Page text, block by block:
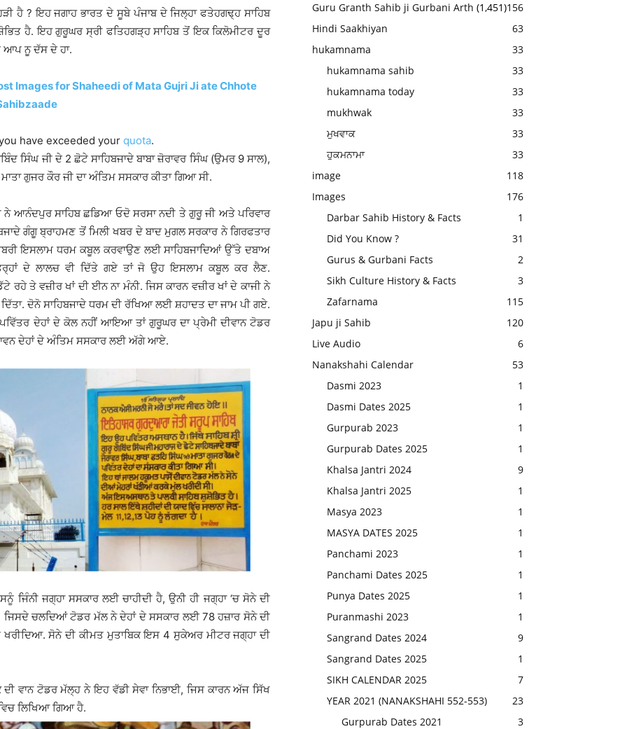
ਹੈ ? ਇਹ ਜਗਾਹ ਭਾਰਤ ਦੇ ਸੂਬੇ ਪੰਜਾਬ ਦੇ ਜਿਲ੍ਹਾ ਫਤੇਹਗਢ੍ਹ ਸਾਹਿਬ
ਹੈ. ਇਹ ਗੁਰੂਘਰ ਸ੍ਰੀ ਫਤਿਹਗੜ੍ਹ ਸਾਹਿਬ ਤੋਂ ਇਕ ਕਿਲੋਮੀਟਰ ਦੂਰ
ਨੂ ਦੱਸ ਦੇ ਹਾ.
Images for Shaheedi of Mata Gujri Ji ate Chhote
have exceeded your quota.
ਸਿੰਘ ਜੀ ਦੇ 2 ਛੋਟੇ ਸਾਹਿਬਜਾਦੇ ਬਾਬਾ ਜ਼ੋਰਾਵਰ ਸਿੰਘ (ਉਮਰ 9 ਸਾਲ),
ਗੁਜਰ ਕੌਰ ਜੀ ਦਾ ਅੰਤਿਮ ਸਸਕਾਰ ਕੀਤਾ ਗਿਆ ਸੀ.
ਆਨੰਦਪੁਰ ਸਾਹਿਬ ਛਡਿਆ ਓਦੋ ਸਰਸਾ ਨਦੀ ਤੇ ਗੁਰੂ ਜੀ ਅਤੇ ਪਰਿਵਾਰ
ਗੰਗੂ ਬ੍ਰਾਹਮਣ ਤੋਂ ਮਿਲੀ ਖਬਰ ਦੇ ਬਾਦ ਮੁਗਲ ਸਰਕਾਰ ਨੇ ਗਿਰਫਤਾਰ
ਇਸਲਾਮ ਧਰਮ ਕਬੂਲ ਕਰਵਾਉਣ ਲਈ ਸਾਹਿਬਜਾਦਿਆਂ ਉੱਤੇ ਦਬਾਅ
ਦੇ ਲਾਲਚ ਵੀ ਦਿੱਤੇ ਗਏ ਤਾਂ ਜੋ ਉਹ ਇਸਲਾਮ ਕਬੂਲ ਕਰ ਲੈਣ.
ਤੇ ਵਜ਼ੀਰ ਖਾਂ ਦੀ ਈਨ ਨਾ ਮੰਨੀ. ਜਿਸ ਕਾਰਨ ਵਜ਼ੀਰ ਖਾਂ ਦੇ ਕਾਜੀ ਨੇ
ਦੋਨੋ ਸਾਹਿਬਜਾਦੇ ਧਰਮ ਦੀ ਰੱਖਿਆ ਲਈ ਸ਼ਹਾਦਤ ਦਾ ਜਾਮ ਪੀ ਗਏ.
ਦੇਹਾਂ ਦੇ ਕੋਲ ਨਹੀਂ ਆਇਆ ਤਾਂ ਗੁਰੂਘਰ ਦਾ ਪ੍ਰੇਮੀ ਦੀਵਾਨ ਟੋਡਰ
ਦੇਹਾਂ ਦੇ ਅੰਤਿਮ ਸਸਕਾਰ ਲਈ ਅੱਗੇ ਆਏ.
ਜਗ੍ਹਾ ਸਸਕਾਰ ਲਈ ਚਾਹੀਦੀ ਹੈ, ਉਨੀ ਹੀ ਜਗ੍ਹਾ ‘ਚ ਸੋਨੇ ਦੀ
ਚਲਦਿਆਂ ਟੋਡਰ ਮੱਲ ਨੇ ਦੇਹਾਂ ਦੇ ਸਸਕਾਰ ਲਈ 78 ਹਜ਼ਾਰ ਸੋਨੇ ਦੀ
ਸੋਨੇ ਦੀ ਕੀਮਤ ਮੁਤਾਬਿਕ ਇਸ 4 ਸੁਕੇਅਰ ਮੀਟਰ ਜਗ੍ਹਾ ਦੀ
ਵਾਨ ਟੋਡਰ ਮੱਲ੍ਹ ਨੇ ਇਹ ਵੱਡੀ ਸੇਵਾ ਨਿਭਾਈ, ਜਿਸ ਕਾਰਨ ਅੱਜ ਸਿੱਖ
ਲਿਖਿਆ ਗਿਆ ਹੈ.
156
Guru Granth Sahib ji Gurbani Arth (1,451)
Hindi Saakhiyan
63
hukamnama
33
hukamnama sahib
33
hukamnama today
33
mukhwak
33
ਮੁਖਵਾਕ
33
ਹੁਕਮਨਾਮਾ
33
image
118
Images
176
Darbar Sahib History & Facts
1
Did You Know ?
31
Gurus & Gurbani Facts
2
Sikh Culture History & Facts
3
Zafarnama
115
Japu ji Sahib
120
Live Audio
6
Nanakshahi Calendar
53
Dasmi 2023
1
Dasmi Dates 2025
1
Gurpurab 2023
1
Gurpurab Dates 2025
1
Khalsa Jantri 2024
9
Khalsa Jantri 2025
1
Masya 2023
1
MASYA DATES 2025
1
Panchami 2023
1
Panchami Dates 2025
1
Punya Dates 2025
1
Puranmashi 2023
1
Sangrand Dates 2024
9
Sangrand Dates 2025
1
SIKH CALENDAR 2025
7
YEAR 2021 (NANAKSHAHI 552-553)
23
Gurpurab Dates 2021
3